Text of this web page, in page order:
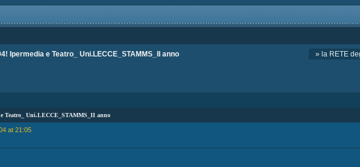
Ipermedia e Teatro_ Uni.LECCE_STAMMS_II anno
Teatro_ Uni.LECCE_STAMMS_II anno
at 21:05